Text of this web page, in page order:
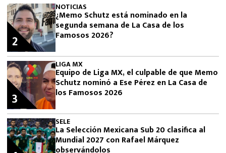
NOTICIAS
¿Memo Schutz está nominado en la
segunda semana de La Casa de los
Famosos 2026?
2
LIGA MX
Equipo de Liga MX, el culpable de que Memo
Schutz nominó a Ese Pérez en La Casa de
los Famosos 2026
3
SELE
La Selección Mexicana Sub 20 clasifica al
Mundial 2027 con Rafael Márquez
observándolos